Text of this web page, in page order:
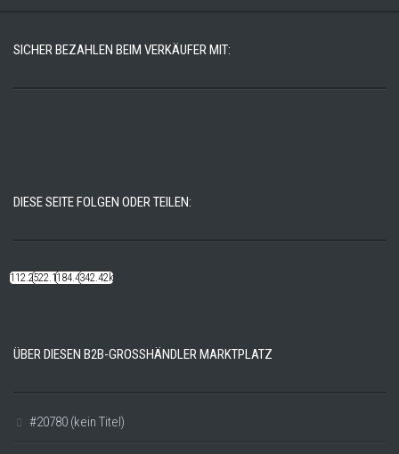
SICHER BEZAHLEN BEIM VERKÄUFER MIT:
DIESE SEITE FOLGEN ODER TEILEN:
112.22k522.14k184.48k342.42k
ÜBER DIESEN B2B-GROSSHÄNDLER MARKTPLATZ
#20780 (kein Titel)